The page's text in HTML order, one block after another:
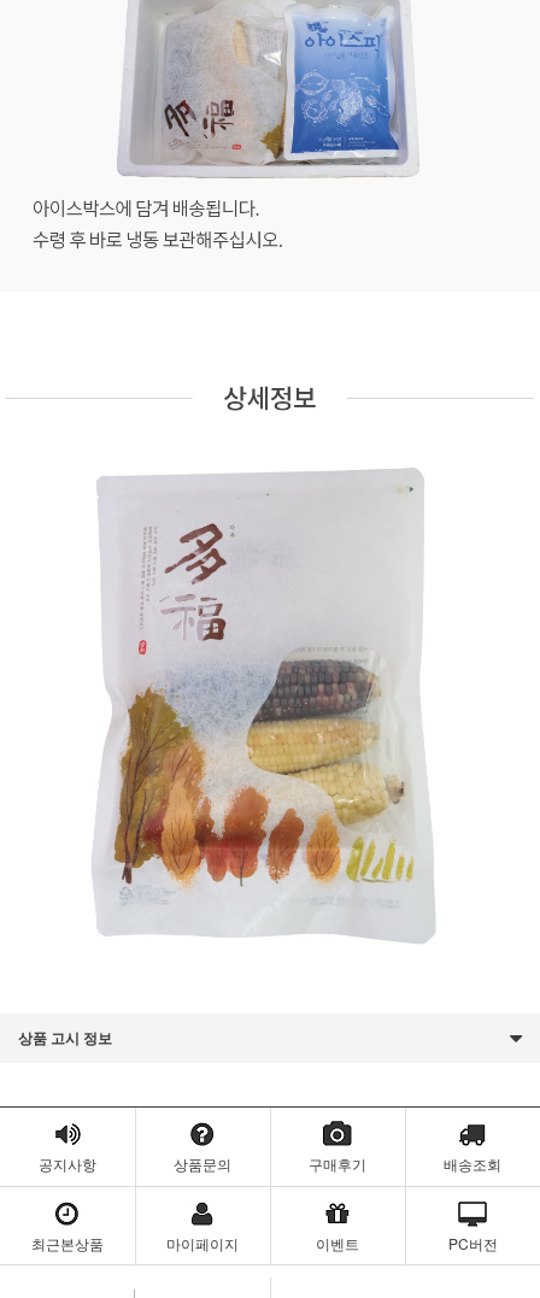
상품 고시 정보
공지사항 상품문의 구매후기 배송조회
최근본상품 마이페이지 이벤트 PC버전